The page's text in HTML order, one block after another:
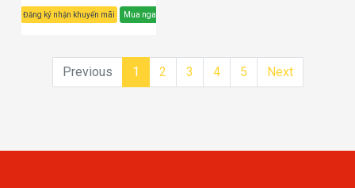
Đăng ký nhận khuyến mãi Mua ngay
Previous 1 2 3 4 5 Next